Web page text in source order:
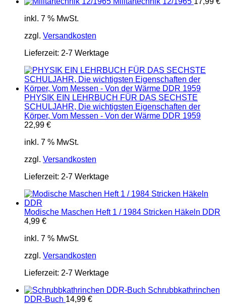
inkl. 7 % MwSt.
zzgl. Versandkosten
Lieferzeit: 2-7 Werktage
PHYSIK EIN LEHRBUCH FÜR DAS SECHSTE
SCHULJAHR, Die wichtigsten Eigenschaften der
Körper, Vom Messen - Von der Wärme DDR 1959
22,99 €
inkl. 7 % MwSt.
zzgl. Versandkosten
Lieferzeit: 2-7 Werktage
Modische Maschen Heft 1 / 1984 Stricken Häkeln DDR
4,99 €
inkl. 7 % MwSt.
zzgl. Versandkosten
Lieferzeit: 2-7 Werktage
Schrubbkathrinchen
DDR-Buch 14,99 €